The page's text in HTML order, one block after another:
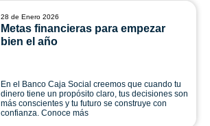
28 de Enero 2026
Metas financieras para empezar
bien el año
En el Banco Caja Social creemos que cuando tu
dinero tiene un propósito claro, tus decisiones son
más conscientes y tu futuro se construye con
confianza. Conoce más